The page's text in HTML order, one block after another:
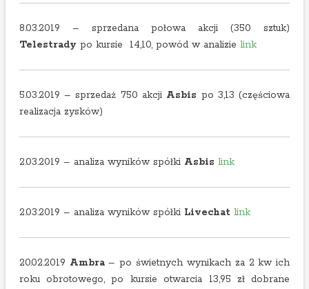
8.03.2019 – sprzedana połowa akcji (350 sztuk)
Telestrady po kursie 14,10, powód w analizie link
5.03.2019 – sprzedaż 750 akcji Asbis po 3,13 (częściowa
realizacja zysków)
2.03.2019 – analiza wyników spółki Asbis link
2.03.2019 – analiza wyników spółki Livechat link
20.02.2019 Ambra– po świetnych wynikach za 2 kw ich
roku obrotowego, po kursie otwarcia 13,95 zł dobrane